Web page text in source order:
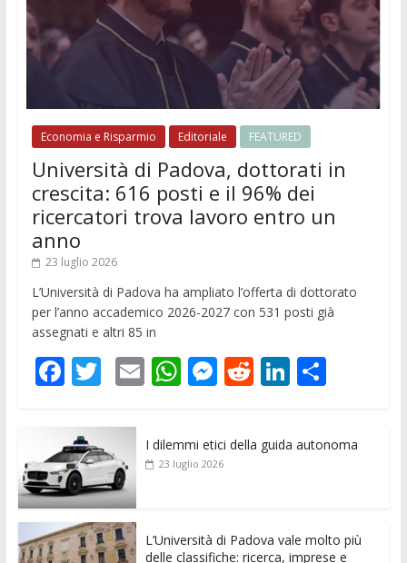
Economia e Risparmio Editoriale FEATURED
Università di Padova, dottorati in
crescita: 616 posti e il 96% dei
ricercatori trova lavoro entro un
anno
23 luglio 2026
L’Università di Padova ha ampliato l’offerta di dottorato
per l’anno accademico 2026-2027 con 531 posti già
assegnati e altri 85 in
F
e
b
o
o
k
T
itt
er
E
ai
l
W
s
p
M
ss
e
er
R
di
Li
e
C
di
I dilemmi etici della guida autonoma
23 luglio 2026
L’Università di Padova vale molto più
delle classifiche: ricerca, imprese e